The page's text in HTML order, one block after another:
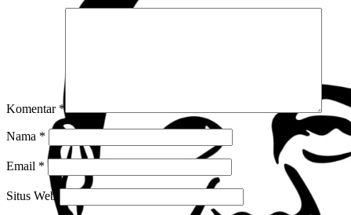
Komentar *
Nama *
Email *
Situs Web